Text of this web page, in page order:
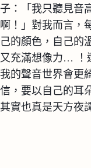
子：「我只聽見音
啊！」對我而言，
己的顏色，自己的
又充滿想像力… ！
我的聲音世界會更
信，要以自己的耳
其實也真是天方夜